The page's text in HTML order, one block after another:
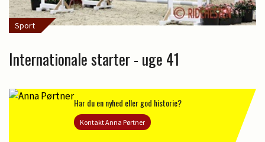
Sport
Internationale starter - uge 41
Har du en nyhed eller god historie?
Kontakt Anna Pørtner